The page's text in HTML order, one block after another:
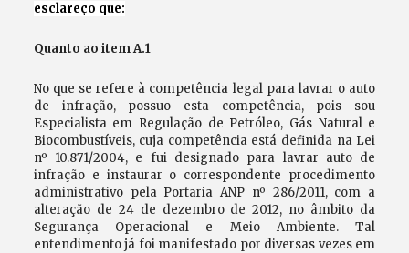
esclareço que:
Quanto ao item A.1
No que se refere à competência legal para lavrar o auto
de infração, possuo esta competência, pois sou
Especialista em Regulação de Petróleo, Gás Natural e
Biocombustíveis, cuja competência está definida na Lei
nº 10.871/2004, e fui designado para lavrar auto de
infração e instaurar o correspondente procedimento
administrativo pela Portaria ANP nº 286/2011, com a
alteração de 24 de dezembro de 2012, no âmbito da
Segurança Operacional e Meio Ambiente. Tal
entendimento já foi manifestado por diversas vezes em